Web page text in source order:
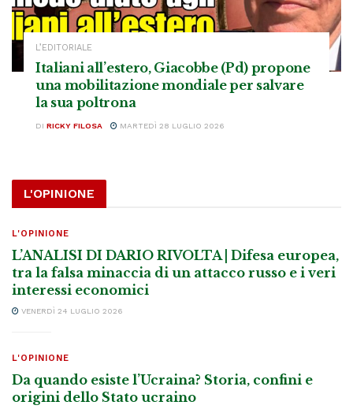
L’EDITORIALE
Italiani all’estero, Giacobbe (Pd) propone
una mobilitazione mondiale per salvare
la sua poltrona
DI RICKY FILOSA MARTEDÌ 28 LUGLIO 2026
L'OPINIONE
L'OPINIONE
L’ANALISI DI DARIO RIVOLTA | Difesa europea,
tra la falsa minaccia di un attacco russo e i veri
interessi economici
VENERDÌ 24 LUGLIO 2026
L'OPINIONE
Da quando esiste l’Ucraina? Storia, confini e
origini dello Stato ucraino